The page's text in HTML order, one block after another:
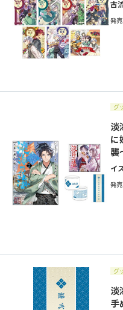
古
発
グ
淡
に
襲
イ
発
グ
淡
手